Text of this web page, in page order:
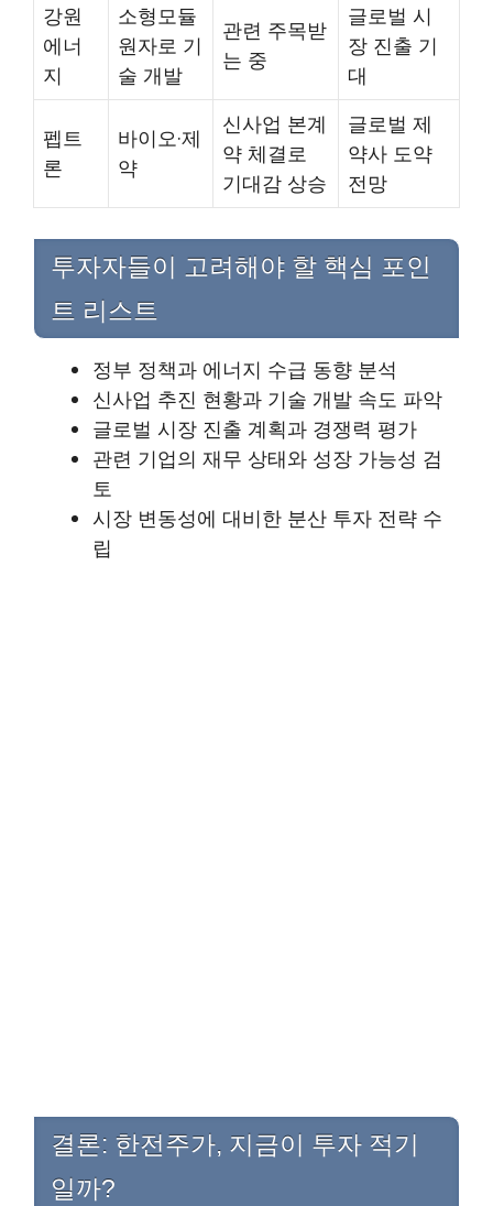
강원
에너
지
소형모듈
원자로 기
술 개발
관련 주목받
는 중
글로벌 시
장 진출 기
대
펩트
론
바이오·제
약
신사업 본계
약 체결로
기대감 상승
글로벌 제
약사 도약
전망
투자자들이 고려해야 할 핵심 포인
트 리스트
정부 정책과 에너지 수급 동향 분석
신사업 추진 현황과 기술 개발 속도 파악
글로벌 시장 진출 계획과 경쟁력 평가
관련 기업의 재무 상태와 성장 가능성 검
토
시장 변동성에 대비한 분산 투자 전략 수
립
결론: 한전주가, 지금이 투자 적기
일까?